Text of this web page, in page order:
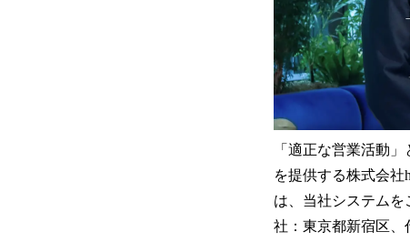
「適正な営業活動
を提供する株式会社
は、当社システム
社：東京都新宿区、